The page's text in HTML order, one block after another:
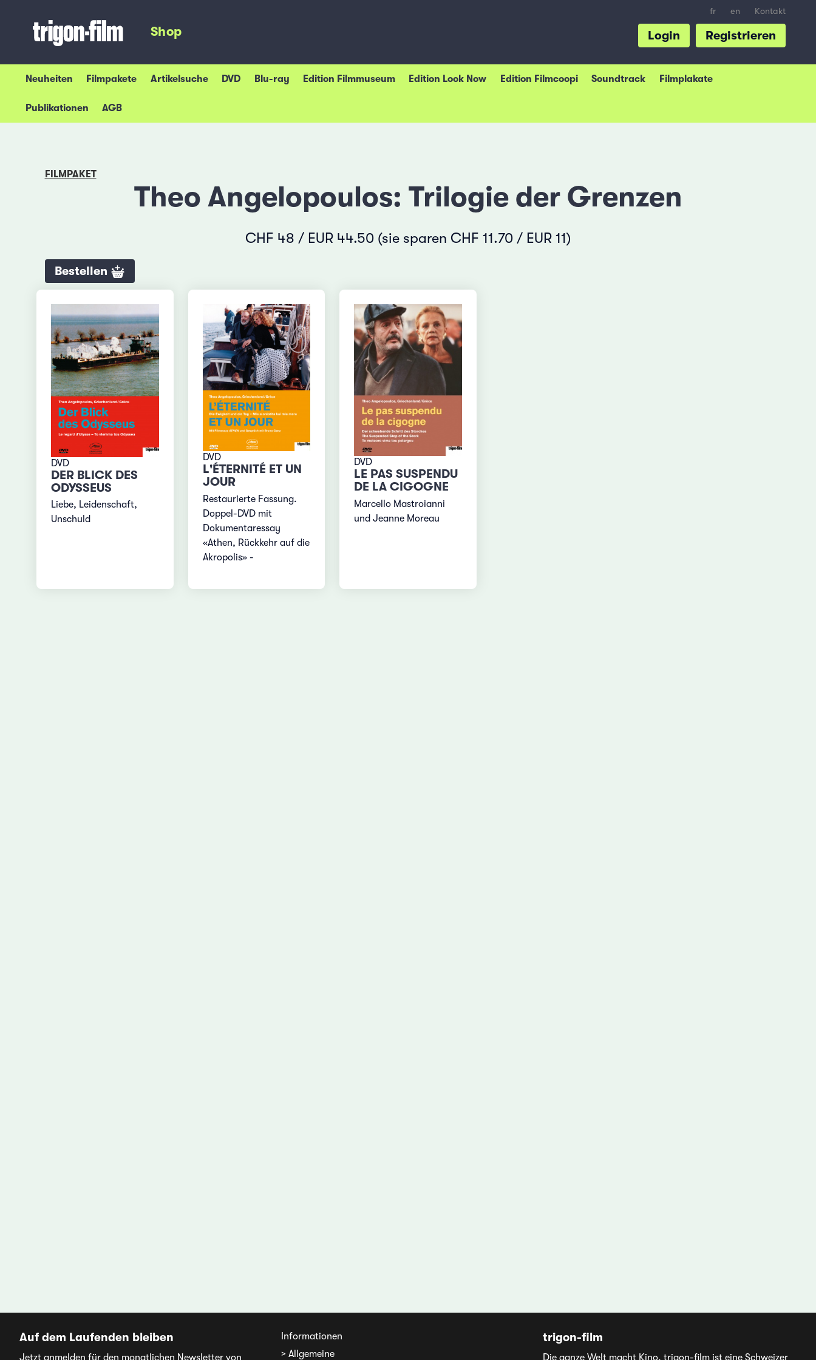
fr en Kontakt
Shop Registrieren
Login
Neuheiten Filmpakete Artikelsuche DVD Blu-ray Edition Filmmuseum Edition Look Now Edition Filmcoopi Soundtrack Filmplakate
Publikationen AGB
FILMPAKET
Theo Angelopoulos: Trilogie der Grenzen
CHF 48 / EUR 44.50 (sie sparen CHF 11.70 / EUR 11)
Bestellen
DVD
DER BLICK DES
ODYSSEUS
Liebe, Leidenschaft,
Unschuld
DVD
L'ÉTERNITÉ ET UN
JOUR
Restaurierte Fassung.
Doppel-DVD mit
Dokumentaressay
«Athen, Rückkehr auf die
Akropolis» -
DVD
LE PAS SUSPENDU
DE LA CIGOGNE
Marcello Mastroianni
und Jeanne Moreau
Auf dem Laufenden bleiben
Jetzt anmelden für den monatlichen Newsletter von
Informationen
> Allgemeine
trigon-film
Die ganze Welt macht Kino. trigon-film ist eine Schweizer